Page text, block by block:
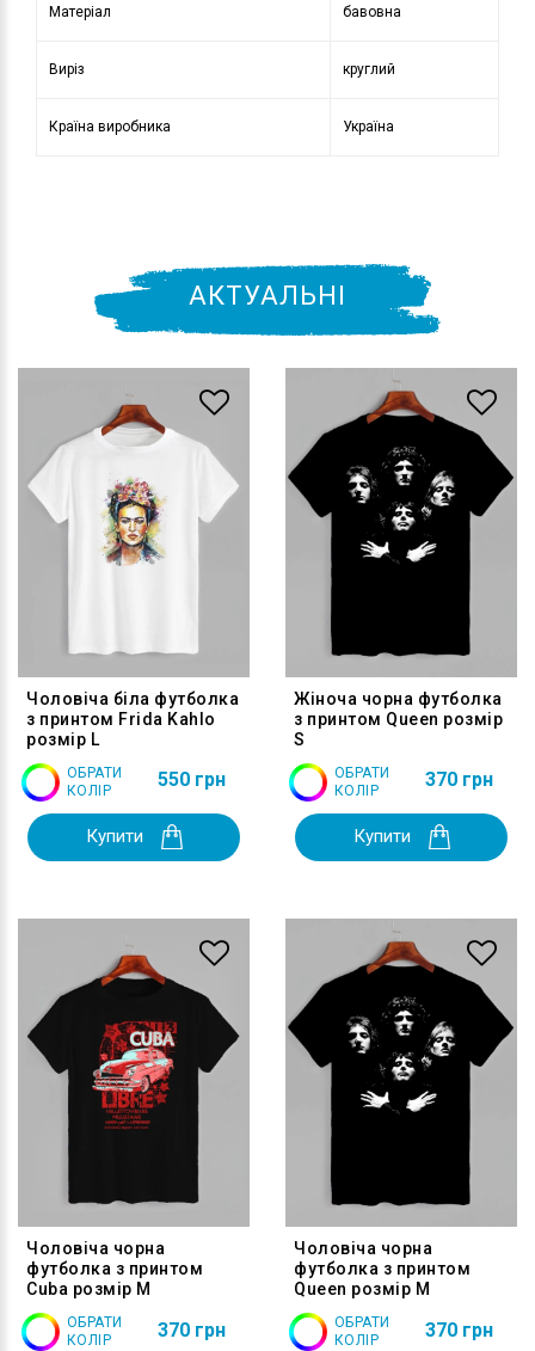
Матеріал бавовна
Виріз круглий
Країна виробника Україна
АКТУАЛЬНІ
Чоловіча біла футболка
з принтом Frida Kahlo
розмір L
ОБРАТИ
КОЛІР
550 грн
Купити
Жіноча чорна футболка
з принтом Queen розмір
S
ОБРАТИ
КОЛІР
370 грн
Купити
Чоловіча чорна
футболка з принтом
Cuba розмір M
ОБРАТИ
КОЛІР
370 грн
Чоловіча чорна
футболка з принтом
Queen розмір M
ОБРАТИ
КОЛІР
370 грн